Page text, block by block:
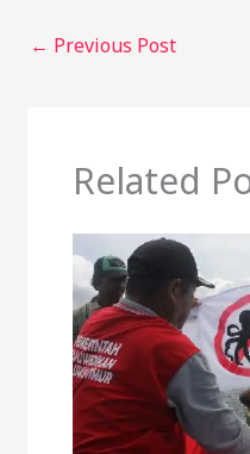
← Previous Post
Related